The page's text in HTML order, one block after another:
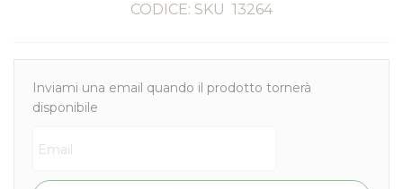
CODICE: SKU 13264
Inviami una email quando il prodotto tornerà
disponibile